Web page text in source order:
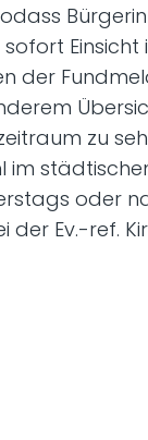
Einsicht
der
zu
im
oder
der Ev.-ref.